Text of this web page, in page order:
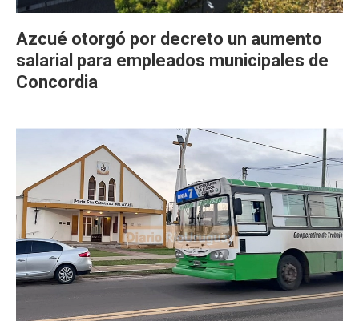
Azcué otorgó por decreto un aumento
salarial para empleados municipales de
Concordia